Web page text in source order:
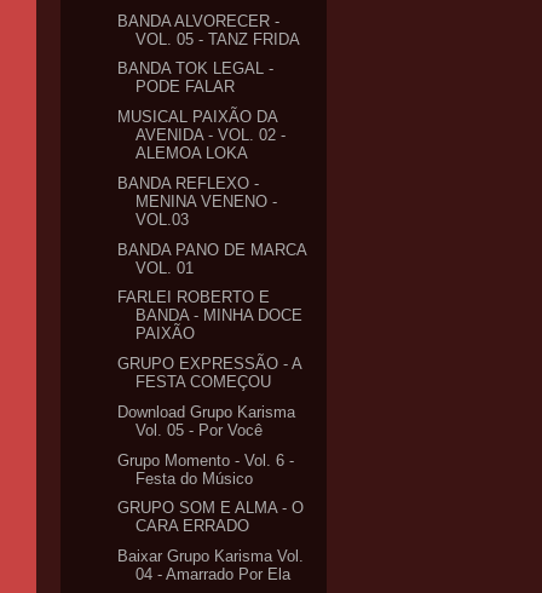
BANDA ALVORECER -
VOL. 05 - TANZ FRIDA
BANDA TOK LEGAL -
PODE FALAR
MUSICAL PAIXÃO DA
AVENIDA - VOL. 02 -
ALEMOA LOKA
BANDA REFLEXO -
MENINA VENENO -
VOL.03
BANDA PANO DE MARCA
VOL. 01
FARLEI ROBERTO E
BANDA - MINHA DOCE
PAIXÃO
GRUPO EXPRESSÃO - A
FESTA COMEÇOU
Download Grupo Karisma
Vol. 05 - Por Você
Grupo Momento - Vol. 6 -
Festa do Músico
GRUPO SOM E ALMA - O
CARA ERRADO
Baixar Grupo Karisma Vol.
04 - Amarrado Por Ela